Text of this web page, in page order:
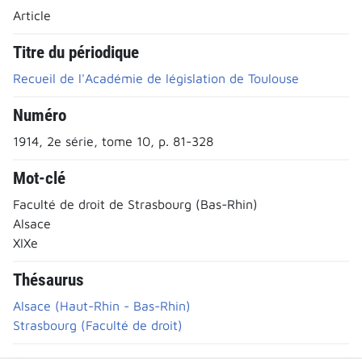
Article
Titre du périodique
Recueil de l'Académie de législation de Toulouse
Numéro
1914, 2e série, tome 10, p. 81-328
Mot-clé
Faculté de droit de Strasbourg (Bas-Rhin)
Alsace
XIXe
Thésaurus
Alsace (Haut-Rhin - Bas-Rhin)
Strasbourg (Faculté de droit)